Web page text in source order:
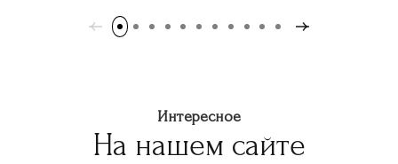
Интересное
На нашем сайте